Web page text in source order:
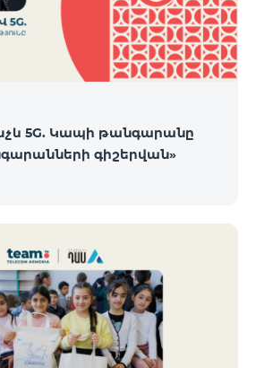
5G. Կապի թանգարանը
գիշերվան»